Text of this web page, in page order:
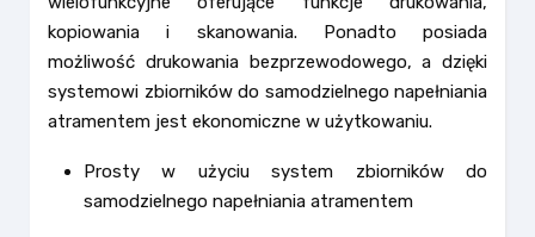
kopiowania i skanowania. Ponadto posiada
możliwość drukowania bezprzewodowego, a dzięki
systemowi zbiorników do samodzielnego napełniania
atramentem jest ekonomiczne w użytkowaniu.
Prosty w użyciu system zbiorników do
samodzielnego napełniania atramentem